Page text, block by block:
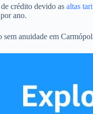
crédito devido as altas
ano.
anuidade em